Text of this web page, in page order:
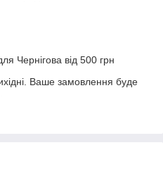
Чернігова від 500 грн
Ваше замовлення буде